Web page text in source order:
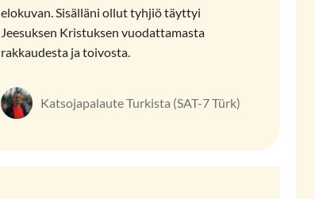
elokuvan. Sisälläni ollut tyhjiö täyttyi
Jeesuksen Kristuksen vuodattamasta
rakkaudesta ja toivosta.
Katsojapalaute Turkista (SAT-7 Türk)